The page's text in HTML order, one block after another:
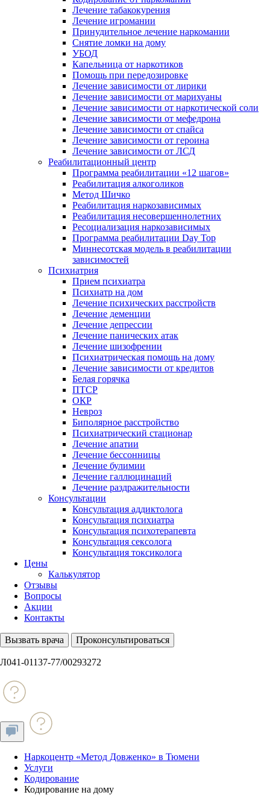
Лечение табакокурения
Лечение игромании
Принудительное лечение наркомании
Снятие ломки на дому
УБОД
Капельница от наркотиков
Помощь при передозировке
Лечение зависимости от лирики
Лечение зависимости от марихуаны
Лечение зависимости от наркотической соли
Лечение зависимости от мефедрона
Лечение зависимости от спайса
Лечение зависимости от героина
Лечение зависимости от ЛСД
Реабилитационный центр
Программа реабилитации «12 шагов»
Реабилитация алкоголиков
Метод Шичко
Реабилитация наркозависимых
Реабилитация несовершеннолетних
Ресоциализация наркозависимых
Программа реабилитации Day Top
Миннесотская модель в реабилитации
зависимостей
Психиатрия
Прием психиатра
Психиатр на дом
Лечение психических расстройств
Лечение деменции
Лечение депрессии
Лечение панических атак
Лечение шизофрении
Психиатрическая помощь на дому
Лечение зависимости от кредитов
Белая горячка
ПТСР
ОКР
Невроз
Биполярное расстройство
Психиатрический стационар
Лечение апатии
Лечение бессонницы
Лечение булимии
Лечение галлюцинаций
Лечение раздражительности
Консультации
Консультация аддиктолога
Консультация психиатра
Консультация психотерапевта
Консультация сексолога
Консультация токсиколога
Цены
Калькулятор
Отзывы
Вопросы
Акции
Контакты
Вызвать врача Проконсультироваться
Л041-01137-77/00293272
Наркоцентр «Метод Довженко» в Тюмени
Услуги
Кодирование
Кодирование на дому